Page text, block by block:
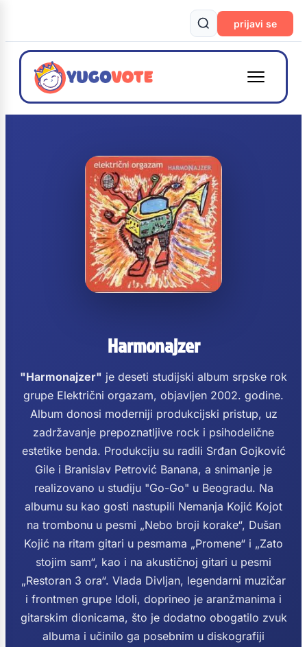
prijavi se
Harmonajzer
"Harmonajzer" je deseti studijski album srpske rok
grupe Električni orgazam, objavljen 2002. godine.
Album donosi moderniji produkcijski pristup, uz
zadržavanje prepoznatljive rock i psihodelične
estetike benda. Produkciju su radili Srđan Gojković
Gile i Branislav Petrović Banana, a snimanje je
realizovano u studiju "Go-Go" u Beogradu. Na
albumu su kao gosti nastupili Nemanja Kojić Kojot
na trombonu u pesmi „Nebo broji korake“, Dušan
Kojić na ritam gitari u pesmama „Promene“ i „Zato
stojim sam“, kao i na akustičnoj gitari u pesmi
„Restoran 3 ora“. Vlada Divljan, legendarni muzičar
i frontmen grupe Idoli, doprineo je aranžmanima i
gitarskim dionicama, što je dodatno obogatilo zvuk
albuma i učinilo ga posebnim u diskografiji